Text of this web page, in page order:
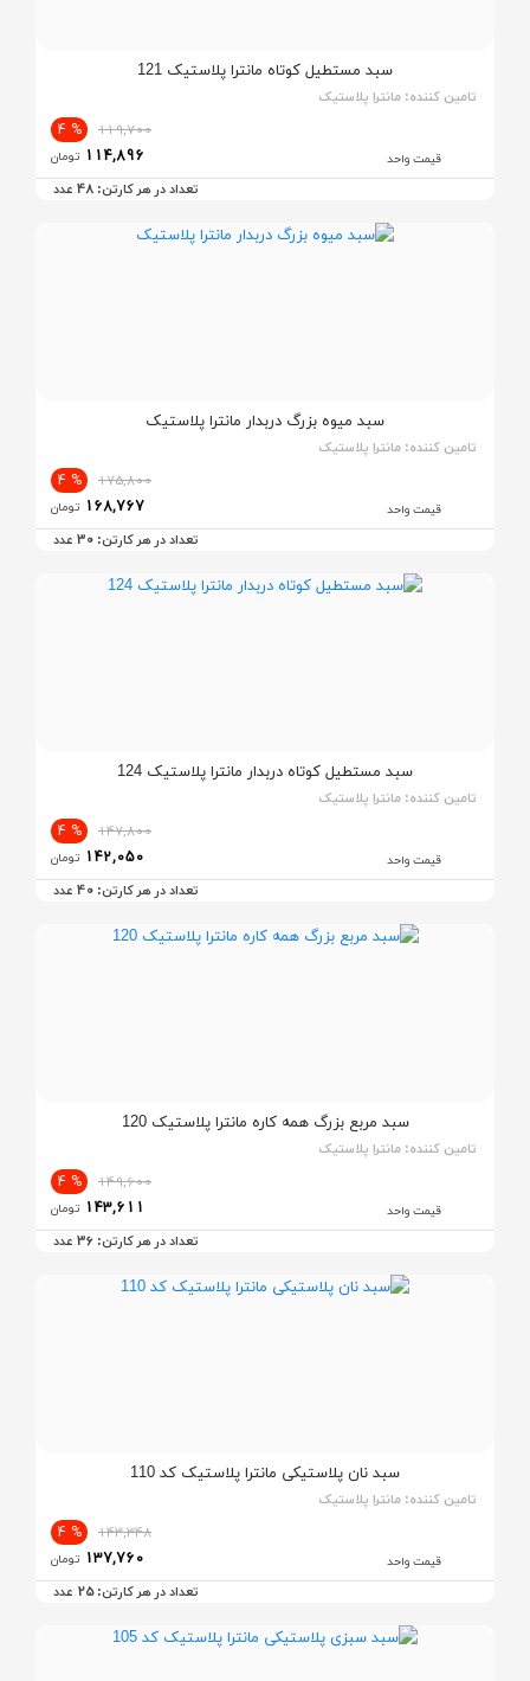
سبد مستطیل کوتاه مانترا پلاستیک 121
تامین کننده: مانترا پلاستیک
قیمت واحد
119,700
% 4
114,896 تومان
تعداد در هر کارتن: 48 عدد
سبد میوه بزرگ دربدار مانترا پلاستیک
تامین کننده: مانترا پلاستیک
قیمت واحد
175,800
% 4
168,767 تومان
تعداد در هر کارتن: 30 عدد
سبد مستطیل کوتاه دربدار مانترا پلاستیک 124
تامین کننده: مانترا پلاستیک
قیمت واحد
147,800
% 4
142,050 تومان
تعداد در هر کارتن: 40 عدد
سبد مربع بزرگ همه کاره مانترا پلاستیک 120
تامین کننده: مانترا پلاستیک
قیمت واحد
149,600
% 4
143,611 تومان
تعداد در هر کارتن: 36 عدد
سبد نان پلاستیکی مانترا پلاستیک کد 110
تامین کننده: مانترا پلاستیک
قیمت واحد
143,348
% 4
137,760 تومان
تعداد در هر کارتن:25 عدد